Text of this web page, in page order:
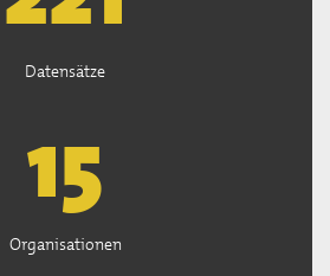
Datensätze
15
Organisationen